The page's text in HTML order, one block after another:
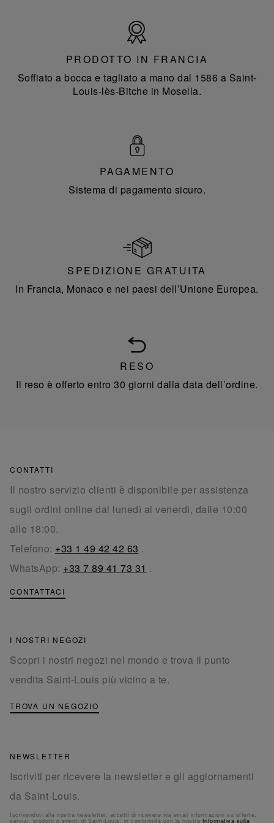
Francia
PRODOTTO IN FRANCIA
Soffiato a bocca e tagliato a mano dal 1586 a Saint-
Louis-lès-Bitche in Mosella.
PAGAMENTO
Sistema di pagamento sicuro.
SPEDIZIONE GRATUITA
In Francia, Monaco e nei paesi dell’Unione Europea.
RESO
Il reso è offerto entro 30 giorni dalla data dell’ordine.
CONTATTI
Il nostro servizio clienti è disponibile per assistenza
sugli ordini online dal lunedì al venerdì, dalle 10:00
alle 18:00.
Telefono: +33 1 49 42 42 63 .
WhatsApp: +33 7 89 41 73 31 .
CONTATTACI
I NOSTRI NEGOZI
Scopri i nostri negozi nel mondo e trova il punto
vendita Saint-Louis più vicino a te.
TROVA UN NEGOZIO
NEWSLETTER
Iscriviti per ricevere la newsletter e gli aggiornamenti
da Saint-Louis.
Iscrivendoti alla nostra newsletter, accetti di ricevere via email informazioni su offerte,
servizi, prodotti o eventi di Saint-Louis, in conformità con la nostra Informativa sulla